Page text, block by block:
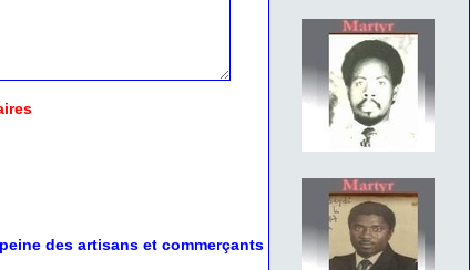
des artisans et commerçants